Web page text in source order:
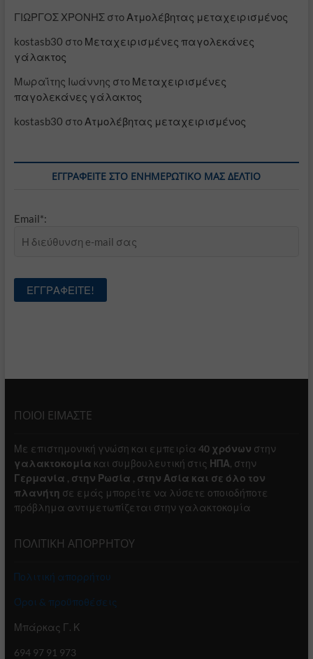
ΓΙΩΡΓΟΣ ΧΡΟΝΗΣστο Ατμολέβητας μεταχειρισμένος
kostasb30 στο Μεταχειρισμένες παγολεκάνες
γάλακτος
Μωραΐτης Ιωάννης στο Μεταχειρισμένες
παγολεκάνες γάλακτος
kostasb30 στο Ατμολέβητας μεταχειρισμένος
ΕΓΓΡΑΦΕΊΤΕ ΣΤΟ ΕΝΗΜΕΡΩΤΙΚΌ ΜΑΣ ΔΕΛΤΊΟ
Email*:
ΠΟΙΟΙ ΕΙΜΑΣΤΕ
Με επιστημονική γνώση και εμπειρία 40 χρόνων στην
γαλακτοκομία και συμβουλευτική στις ΗΠΑ, στην
Γερμανία , στην Ρωσία , στην Ασία και σε όλο τον
πλανήτη σε εμάς μπορείτε να λύσετε οποιοδήποτε
πρόβλημα αντιμετωπίζεται στην γαλακτοκομία
ΠΟΛΙΤΙΚΗ ΑΠΟΡΡΗΤΟΥ
Πολιτική απορρήτου
Όροι & προϋποθέσεις
Μπάρκας Γ. Κ
694 97 91 973